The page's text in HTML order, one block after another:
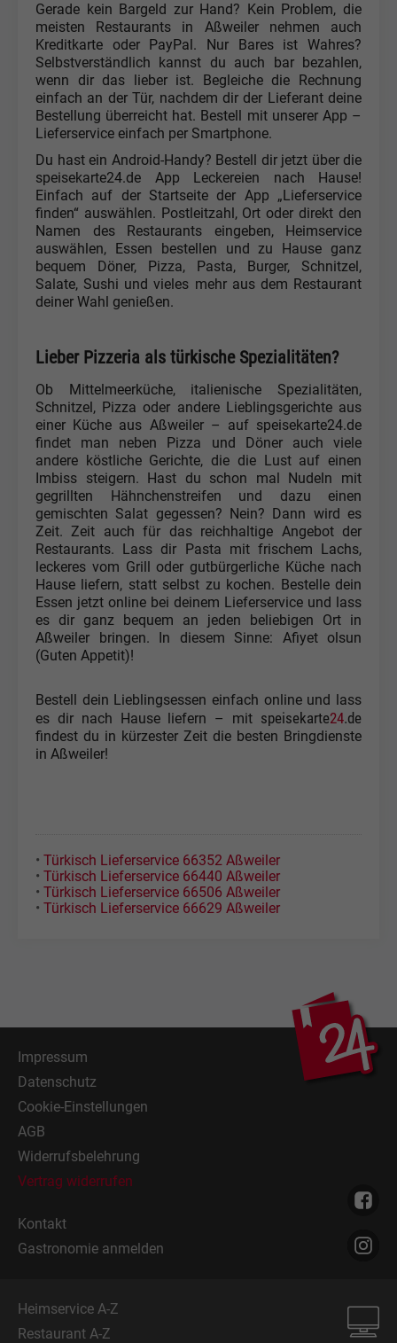
Gerade kein Bargeld zur Hand? Kein Problem, die
meisten Restaurants in Aßweiler nehmen auch
Kreditkarte oder PayPal. Nur Bares ist Wahres?
Selbstverständlich kannst du auch bar bezahlen,
wenn dir das lieber ist. Begleiche die Rechnung
einfach an der Tür, nachdem dir der Lieferant deine
Bestellung überreicht hat. Bestell mit unserer App –
Lieferservice einfach per Smartphone.
Du hast ein Android-Handy? Bestell dir jetzt über die
speisekarte24.de App Leckereien nach Hause!
Einfach auf der Startseite der App „Lieferservice
finden“ auswählen. Postleitzahl, Ort oder direkt den
Namen des Restaurants eingeben, Heimservice
auswählen, Essen bestellen und zu Hause ganz
bequem Döner, Pizza, Pasta, Burger, Schnitzel,
Salate, Sushi und vieles mehr aus dem Restaurant
deiner Wahl genießen.
Lieber Pizzeria als türkische Spezialitäten?
Ob Mittelmeerküche, italienische Spezialitäten,
Schnitzel, Pizza oder andere Lieblingsgerichte aus
einer Küche aus Aßweiler – auf speisekarte24.de
findet man neben Pizza und Döner auch viele
andere köstliche Gerichte, die die Lust auf einen
Imbiss steigern. Hast du schon mal Nudeln mit
gegrillten Hähnchenstreifen und dazu einen
gemischten Salat gegessen? Nein? Dann wird es
Zeit. Zeit auch für das reichhaltige Angebot der
Restaurants. Lass dir Pasta mit frischem Lachs,
leckeres vom Grill oder gutbürgerliche Küche nach
Hause liefern, statt selbst zu kochen. Bestelle dein
Essen jetzt online bei deinem Lieferservice und lass
es dir ganz bequem an jeden beliebigen Ort in
Aßweiler bringen. In diesem Sinne: Afiyet olsun
(Guten Appetit)!
Bestell dein Lieblingsessen einfach online und lass
es dir nach Hause liefern – mit speisekarte24.de
findest du in kürzester Zeit die besten Bringdienste
in Aßweiler!
• Türkisch Lieferservice 66352 Aßweiler
• Türkisch Lieferservice 66440 Aßweiler
• Türkisch Lieferservice 66506 Aßweiler
• Türkisch Lieferservice 66629 Aßweiler
Impressum
Datenschutz
Cookie-Einstellungen
AGB
Widerrufsbelehrung
Vertrag widerrufen
Kontakt
Gastronomie anmelden
Heimservice A-Z
Restaurant A-Z